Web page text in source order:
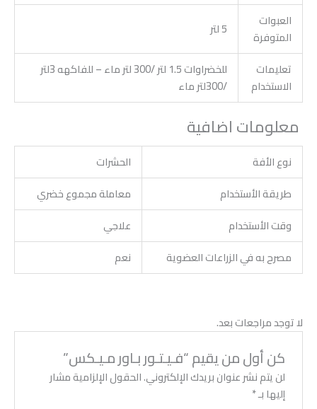
العبوات
المتوفرة
5 لتر
تعليمات
الاستخدام
للخضراوات 1.5 لتر /300 لتر ماء – للفاكهه 3لتر
/300لتر ماء
معلومات اضافية
نوع الأفة
الحشرات
طريقة الأستخدام
معاملة مجموع خضري
وقت الأستخدام
علاجي
مصرح به في الزراعات العضوية
نعم
لا توجد مراجعات بعد.
كن أول من يقيم “فـيـتـور بـاور مـيـكس”
لن يتم نشر عنوان بريدك الإلكتروني.الحقول الإلزامية مشار
إليها بـ*